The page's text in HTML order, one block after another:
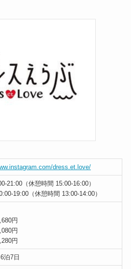
dress.et.love/
21:00（休憩時間 15:00-16:00）
19:00（休憩時間 13:00-14:00）
円
円
円
泊7日